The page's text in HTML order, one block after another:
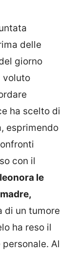
delle
giorno
voluto
ha scelto di
esprimendo
con il
le
di un tumore
ha reso il
Al